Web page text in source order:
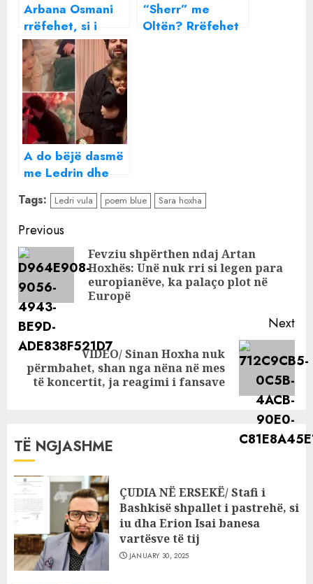
Arbana Osmani
rrëfehet, si i
ndryshoi jeta pasi
u bë nënë për
herë të parë
“Sherr” me
Oltën? Rrëfehet
A do bëjë dasmë
me Ledrin dhe
planet për
fëmijët e dytë,
rrëfehet Sara
Hoxha
Tags: Ledri vula poem blue Sara hoxha
Continue
Reading
Previous
Fevziu shpërthen ndaj Artan
Hoxhës: Unë nuk rri si legen para
europianëve, ka palaço plot në
Europë
Next
Next
post:
VIDEO/ Sinan Hoxha nuk
përmbahet, shan nga nëna në mes
të koncertit, ja reagimi i fansave
TË NGJASHME
ÇUDIA NË ERSEKË/ Stafi i
Bashkisë shpallet i pastrehë, si
iu dha Erion Isai banesa
vartësve të tij
JANUARY 30, 2025